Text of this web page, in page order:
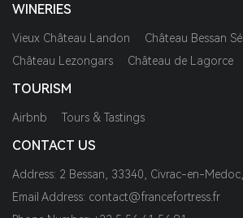
WINERIES
Vieux Château Landon
Château Bessan
Château Lezongars
Château de Lagorce
TOURISM
Airbnb Tours & Tastings
CONTACT US
Address: 2 Bessan, 33340, Civrac-en-
Email Address: contact@francefortress.fr